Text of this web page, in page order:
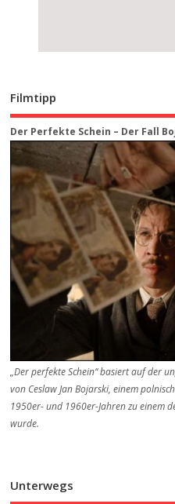
Filmtipp
Der Perfekte Schein – Der Fall
„Der perfekte Schein“ basiert auf der
von Ceslaw Jan Bojarski, einem
1950er- und 1960er-Jahren zu einem
wurde.
Unterwegs